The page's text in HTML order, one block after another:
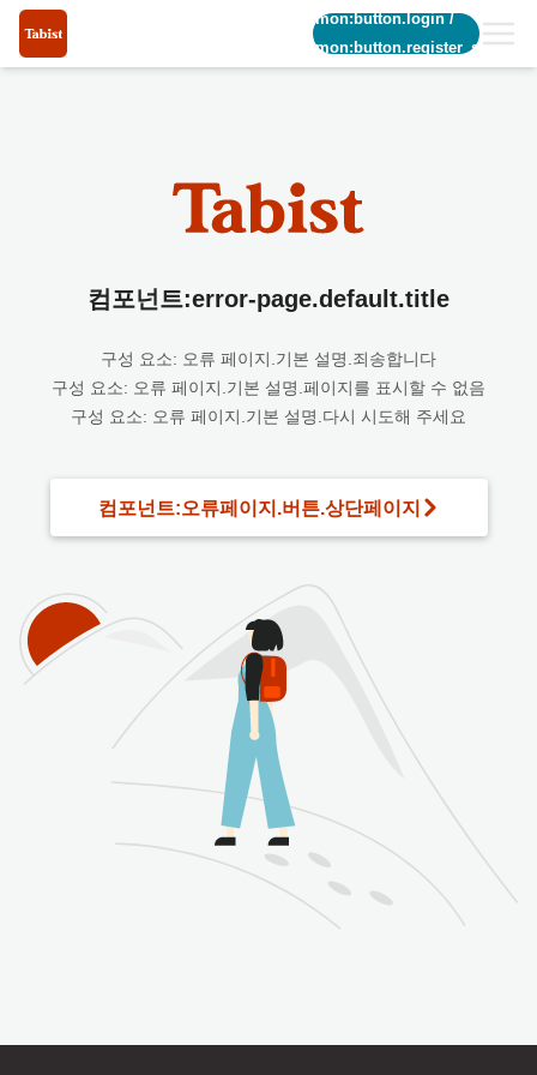
common:button.login/
common:button.register_short
컴포넌트:error-page.default.title
구성 요소: 오류 페이지.기본 설명.죄송합니다
구성 요소: 오류 페이지.기본 설명.페이지를 표시할 수 없음
구성 요소: 오류 페이지.기본 설명.다시 시도해 주세요
컴포넌트:오류페이지.버튼.상단페이지